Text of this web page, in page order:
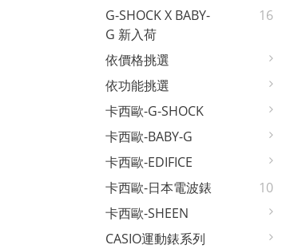
G-SHOCK X BABY-
G 新入荷
16
依價格挑選
依功能挑選
卡西歐-G-SHOCK
卡西歐-BABY-G
卡西歐-EDIFICE
卡西歐-日本電波錶
10
卡西歐-SHEEN
CASIO運動錶系列